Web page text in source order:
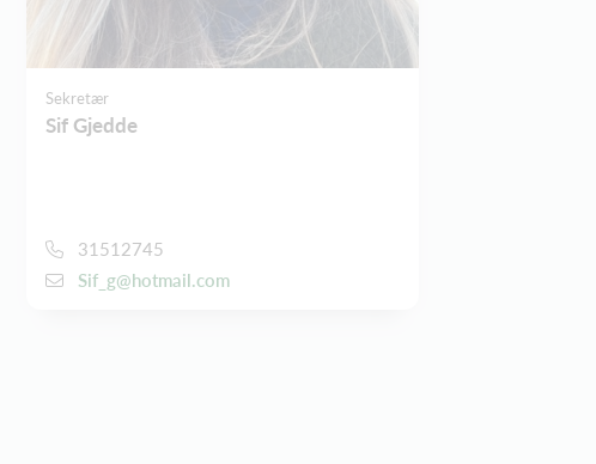
Sekretær
Sif Gjedde
31512745
Sif_g@hotmail.com